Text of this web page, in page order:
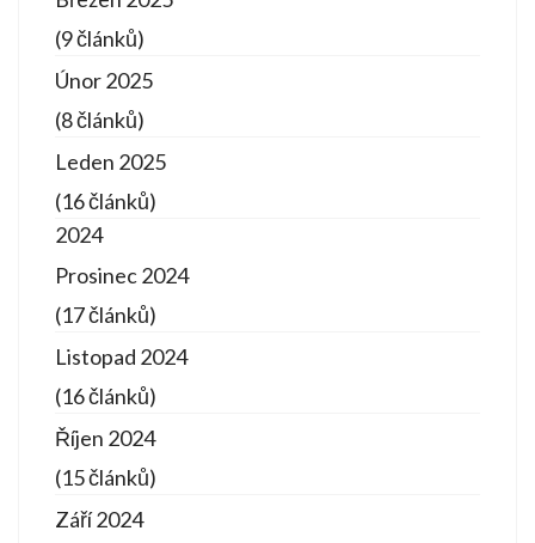
(9 článků)
Únor 2025
(8 článků)
Leden 2025
(16 článků)
2024
Prosinec 2024
(17 článků)
Listopad 2024
(16 článků)
Říjen 2024
(15 článků)
Září 2024